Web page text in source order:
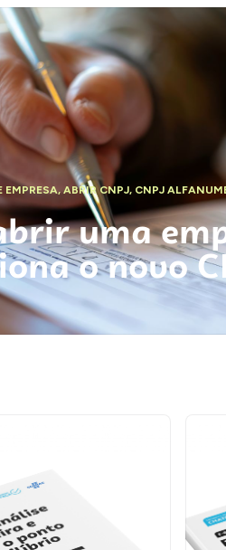
EMPRESA,ABRIR CNPJ, CNPJ
uma
o novo